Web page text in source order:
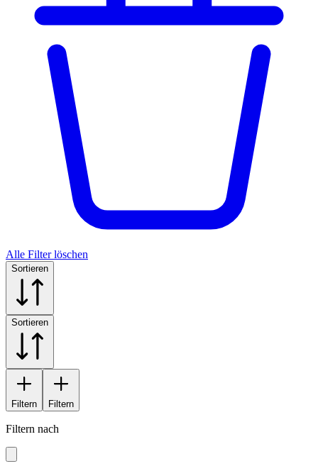
Alle Filter löschen
Sortieren
Sortieren
Filtern Filtern
Filtern nach